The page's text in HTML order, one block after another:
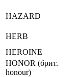
HAZARD
HERB
HEROINE
HONOR (брит.
honour)